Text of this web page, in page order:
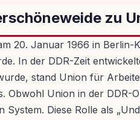
zu
20. Januar 1966 in
In der DDR-Zeit
stand Union für
Obwohl Union in der
Diese Rolle als